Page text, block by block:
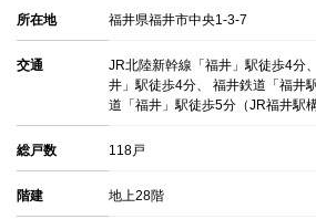
所在地 福井県福井市中央1-3-7
交通
JR北陸新幹線「福井」駅徒歩4分
井」駅徒歩4分、 福井鉄道「福井
道「福井」駅徒歩5分（JR福井駅
総戸数 118戸
階建 地上28階